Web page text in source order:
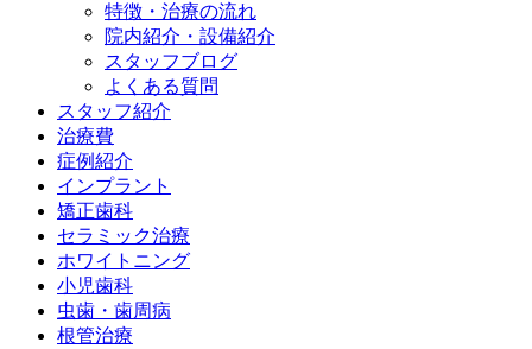
特徴・治療の流れ
院内紹介・設備紹介
スタッフブログ
よくある質問
スタッフ紹介
治療費
症例紹介
インプラント
矯正歯科
セラミック治療
ホワイトニング
小児歯科
虫歯・歯周病
根管治療